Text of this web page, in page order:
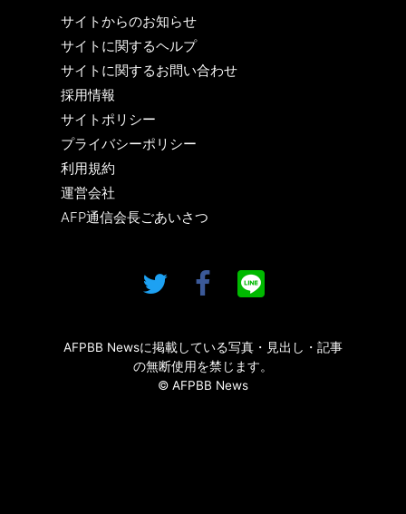
サイトからのお知らせ
サイトに関するヘルプ
サイトに関するお問い合わせ
採用情報
サイトポリシー
プライバシーポリシー
利用規約
運営会社
AFP通信会長ごあいさつ
AFPBB Newsに掲載している写真・見出し・記事
の無断使用を禁じます。
© AFPBB News